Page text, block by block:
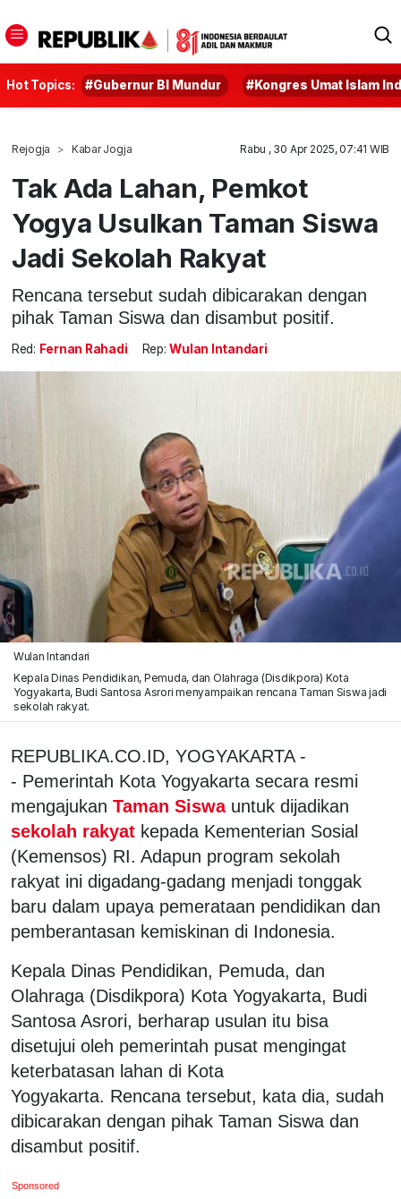
Hot Topics: #Gubernur BI Mundur #Kongres Umat Islam
Rejogja Kabar Jogja Rabu , 30 Apr 2025, 07:41 WIB
Tak Ada Lahan, Pemkot
Yogya Usulkan Taman Siswa
Jadi Sekolah Rakyat
Rencana tersebut sudah dibicarakan dengan
pihak Taman Siswa dan disambut positif.
Red: Fernan Rahadi Rep: Wulan Intandari
Wulan Intandari
Kepala Dinas Pendidikan, Pemuda, dan Olahraga (Disdikpora) Kota
Yogyakarta, Budi Santosa Asrori menyampaikan rencana Taman Siswa jadi
sekolah rakyat.
REPUBLIKA.CO.ID, YOGYAKARTA -
- Pemerintah Kota Yogyakarta secara resmi
mengajukan Taman Siswa untuk dijadikan
sekolah rakyat kepada Kementerian Sosial
(Kemensos) RI. Adapun program sekolah
rakyat ini digadang-gadang menjadi tonggak
baru dalam upaya pemerataan pendidikan dan
pemberantasan kemiskinan di Indonesia.
Kepala Dinas Pendidikan, Pemuda, dan
Olahraga (Disdikpora) Kota Yogyakarta, Budi
Santosa Asrori, berharap usulan itu bisa
disetujui oleh pemerintah pusat mengingat
keterbatasan lahan di Kota
Yogyakarta. Rencana tersebut, kata dia, sudah
dibicarakan dengan pihak Taman Siswa dan
disambut positif.
Sponsored